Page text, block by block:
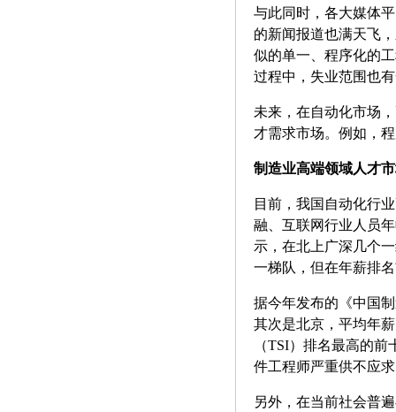
与此同时，各大媒体
的新闻报道也满天飞
似的单一、程序化的
过程中，失业范围也
未来，在自动化市场
才需求市场。例如，
制造业高端领域人才
目前，我国自动化行
融、互联网行业人员
示，在北上广深几个
一梯队，但在年薪排
据今年发布的《中国
其次是北京，平均年
（TSI）排名最高的
件工程师严重供不应
另外，在当前社会普